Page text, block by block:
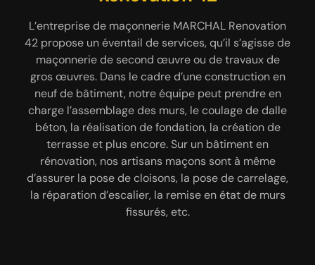
L’entreprise de maçonnerie MARCHAL Renovation
42 propose un éventail de services, qu’il s’agisse de
maçonnerie de second œuvre ou de travaux de
gros œuvres. Dans le cadre d’une construction en
neuf de bâtiment, notre équipe peut prendre en
charge l’assemblage des murs, le coulage de dalle
béton, la réalisation de fondation, la création de
terrasse et plus encore. Sur un bâtiment en
rénovation, nos artisans maçons sont à même
d’assurer la pose de cloisons, la pose de carrelage,
la réparation d’escalier, la remise en état de murs
fissurés, etc.
Vous souhaitez installer une terrasse dans votre
espace extérieur pour profiter des beaux jours ?
Contactez l’entreprise de maçonnerie MARCHAL
Renovation 42 qui est un spécialiste en réalisation
de terrasse béton. Nous ne parlons pas ici de béton
brut, non. Vous avez tout à fait la possibilité de
personnaliser votre extérieur en choisissant un
béton décoratif, un béton désactivé, un béton lissé,
un béton lavé et plus encore. Quel que soit votre
choix, nous pouvons vous assurer que nos
interventions se feront dans un total respect des
règles de l’art.
Dans le cadre de notre activité en tant que
maçonnerie à Chalain D Uzore 42600, nous
pouvons nous charger de la pose de carrelage. Ce
type de revêtement peut à la fois être appliqué sur
les murs et sur les sols, en intérieur comme en
extérieur. En ce qui concerne les techniques de
pose de carrelage, nous les maîtrisons toutes, que
vous désiriez avoir un rendu classique ou un
résultat qui est plus dans l’air du temps. Selon vos
convenances, nos artisans sont en mesure de
réaliser une pose de carrelage en damier, en
diagonale, etc.